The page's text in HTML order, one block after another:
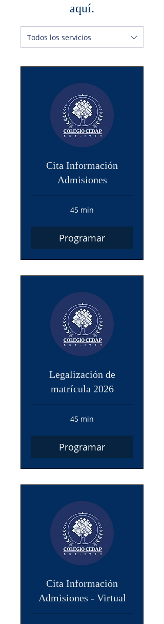
aquí.
Todos los servicios
Cita Información
Admisiones
45 min
Programar
Legalización de
matrícula 2026
45 min
Programar
Cita Información
Admisiones - Virtual